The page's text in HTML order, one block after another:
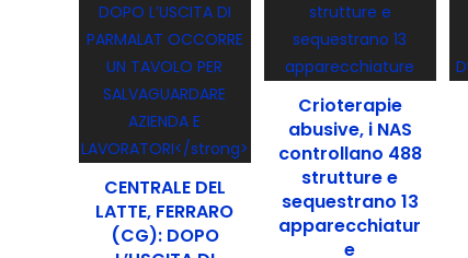
CENTRALE DEL
LATTE, FERRARO
(CG): DOPO
Crioterapie
abusive, i NAS
controllano 488
strutture e
sequestrano 13
apparecchiatur
e